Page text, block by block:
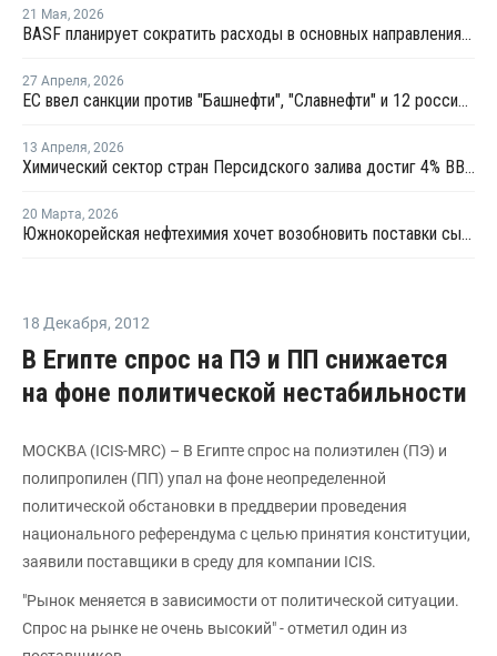
21 Мая, 2026
BASF планирует сократить расходы в основных направлениях деятельности на 20% к 2029 году
27 Апреля, 2026
ЕС ввел санкции против "Башнефти", "Славнефти" и 12 российских НПЗ
13 Апреля, 2026
Химический сектор стран Персидского залива достиг 4% ВВП
20 Марта, 2026
Южнокорейская нефтехимия хочет возобновить поставки сырья из России
18 Декабря, 2012
В Египте спрос на ПЭ и ПП снижается
на фоне политической нестабильности
МОСКВА (ICIS-MRC) – В Египте спрос на полиэтилен (ПЭ) и
полипропилен (ПП) упал на фоне неопределенной
политической обстановки в преддверии проведения
национального референдума с целью принятия конституции,
заявили поставщики в среду для компании ICIS.
"Рынок меняется в зависимости от политической ситуации.
Спрос на рынке не очень высокий" - отметил один из